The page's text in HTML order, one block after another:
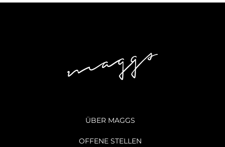
ÜBER MAGGS
OFFENE STELLEN